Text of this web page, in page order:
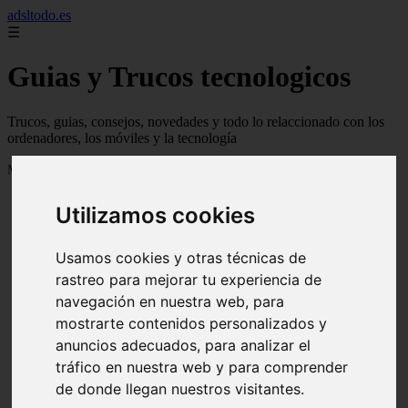
Utilizamos cookies
Usamos cookies y otras técnicas de
rastreo para mejorar tu experiencia de
navegación en nuestra web, para
mostrarte contenidos personalizados y
anuncios adecuados, para analizar el
tráfico en nuestra web y para comprender
de donde llegan nuestros visitantes.
adsltodo.es
☰
Guias y Trucos tecnologicos
Trucos, guias, consejos, novedades y todo lo relaccionado con los
ordenadores, los móviles y la tecnología
Mostrando 1 - 24 de 148 artículos
Newskill Kitsune Review 【Análisis en Español】